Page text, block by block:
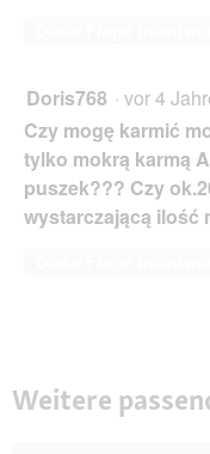
Doris768 · vor 4
Czy mogę karmić
tylko mokrą karmą
puszek??? Czy
wystarczającą ilość
Weitere